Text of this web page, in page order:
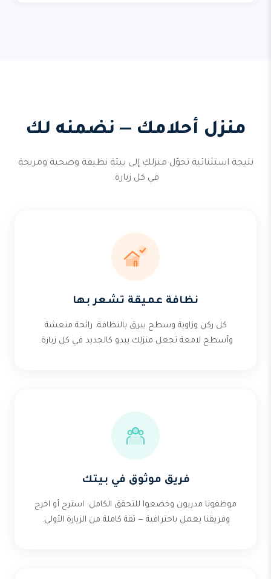
منزل أحلامك — نضمنه لك
نتيجة استثنائية تحوّل منزلك إلى بيئة نظيفة وصحية ومريحة
في كل زيارة.
نظافة عميقة تشعر بها
كل ركن وزاوية وسطح يبرق بالنظافة. رائحة منعشة
وأسطح لامعة تجعل منزلك يبدو كالجديد في كل زيارة.
فريق موثوق في بيتك
موظفونا مدربون وخضعوا للتحقق الكامل. استرح أو اخرج
وفريقنا يعمل باحترافية — ثقة كاملة من الزيارة الأولى.